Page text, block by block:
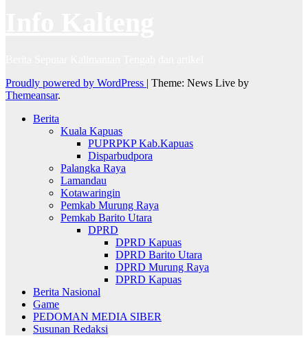
Proudly powered by WordPress | Theme: News Live by
Themeansar.
Berita
Kuala Kapuas
PUPRPKP Kab.Kapuas
Disparbudpora
Palangka Raya
Lamandau
Kotawaringin
Pemkab Murung Raya
Pemkab Barito Utara
DPRD
DPRD Kapuas
DPRD Barito Utara
DPRD Murung Raya
DPRD Kapuas
Berita Nasional
Game
PEDOMAN MEDIA SIBER
Susunan Redaksi